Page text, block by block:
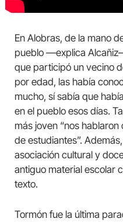
En Alobras, de la mano
pueblo —explica
que participó un vecino
por edad, las había
mucho, sí sabía que
en el pueblo esos días.
más joven “nos
de estudiantes”.
asociación cultural y
antiguo material escolar
texto.
Tormón fue la última